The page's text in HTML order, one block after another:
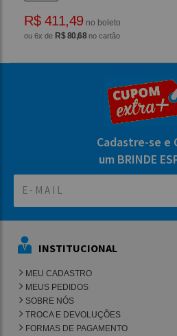
R$ 411,49 no boleto
ou 6x de R$ 80,68no cartão
Cadastre-se e
um BRINDE
INSTITUCIONAL
MEU CADASTRO
MEUS PEDIDOS
SOBRE NÓS
TROCA E DEVOLUÇÕES
FORMAS DE PAGAMENTO